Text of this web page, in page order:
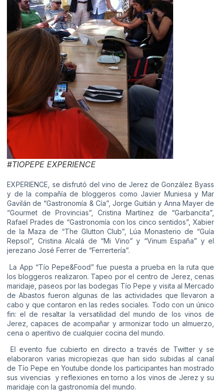
#TIOPEPE EXPERIENCE
EXPERIENCE, se disfrutó del vino de Jerez de González Byass
y de la compañía de bloggeros como Javier Muniesa y Mar
Gavilán de “Gastronomía & Cía”, Jorge Guitián y Anna Mayer de
“Gourmet de Provincias”, Cristina Martínez de “Garbancita”,
Rafael Prades de “Gastronomía con los cinco sentidos”, Xabier
de la Maza de “The Glutton Club”, Lúa Monasterio de “Guía
Repsol”, Cristina Alcalá de “Mi Vino” y “Vinum España” y el
jerezano José Ferrer de “Ferrertería”.
La App “Tío Pepe&Food” fue puesta a prueba en la ruta que
los bloggeros realizaron. Tapeo por el centro de Jerez, cenas
maridaje, paseos por las bodegas Tío Pepe y visita al Mercado
de Abastos fueron algunas de las actividades que llevaron a
cabo y que contaron en las redes sociales. Todo con un único
fin: el de resaltar la versatilidad del mundo de los vinos de
Jerez, capaces de acompañar y armonizar todo un almuerzo,
cena o aperitivo de cualquier cocina del mundo.
El evento fue cubierto en directo a través de Twitter y se
elaboraron varias micropiezas que han sido subidas al canal
de Tío Pepe en Youtube donde los participantes han mostrado
sus vivencias y reflexiones en torno a los vinos de Jerez y su
maridaje con la gastronomía del mundo.